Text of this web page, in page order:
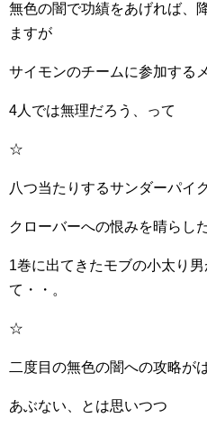
無色の闇で功績をあげれば、
ますが
サイモンのチームに参加する
4人では無理だろう、って
☆
八つ当たりするサンダーパイ
クローバーへの恨みを晴らし
1巻に出てきたモブの小太り
て・・。
☆
二度目の無色の闇への攻略が
あぶない、とは思いつつ